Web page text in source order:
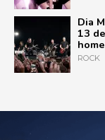
Dia
13
ROCK